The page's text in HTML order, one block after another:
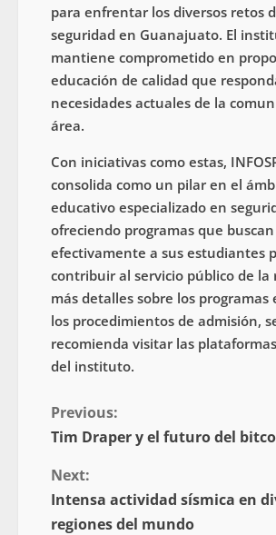
para enfrentar los diversos retos
seguridad en Guanajuato. El
mantiene comprometido en
educación de calidad que
necesidades actuales de la
área.
Con iniciativas como estas,
consolida como un pilar en el
educativo especializado en
ofreciendo programas que
efectivamente a sus estudiantes
contribuir al servicio público de la
más detalles sobre los programas
los procedimientos de admisión,
recomienda visitar las
del instituto.
Previous:
Tim Draper y el futuro del
Next:
Intensa actividad sísmica en
regiones del mundo